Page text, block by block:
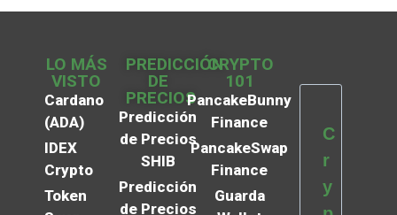
LO MÁS
VISTO
Cardano
(ADA)
IDEX
Crypto
Token
PREDICCIÓN
DE
PRECIOS
Predicción
de Precios
SHIB
Predicción
de Precios
CRYPTO
101
PancakeBunny
Finance
PancakeSwap
Finance
Guarda
C
r
y